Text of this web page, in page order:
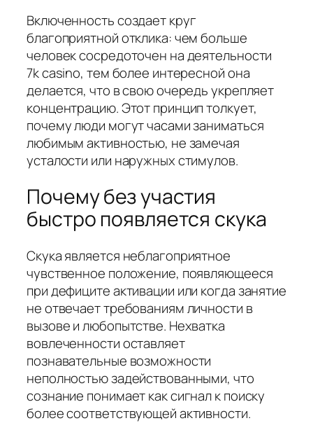
Включенность создает круг
благоприятной отклика: чем больше
человек сосредоточен на деятельности
7k casino, тем более интересной она
делается, что в свою очередь укрепляет
концентрацию. Этот принцип толкует,
почему люди могут часами заниматься
любимым активностью, не замечая
усталости или наружных стимулов.
Почему без участия
быстро появляется скука
Скука является неблагоприятное
чувственное положение, появляющееся
при дефиците активации или когда занятие
не отвечает требованиям личности в
вызове и любопытстве. Нехватка
вовлеченности оставляет
познавательные возможности
неполностью задействованными, что
сознание понимает как сигнал к поиску
более соответствующей активности.